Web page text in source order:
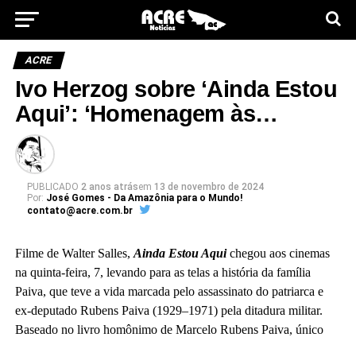
ACRE
Ivo Herzog sobre ‘Ainda Estou
Aqui’: ‘Homenagem às…
PUBLICADO 2 anos atrásem 13 de novembro de 2024
Por: José Gomes - Da Amazônia para o Mundo!
contato@acre.com.br
Filme de Walter Salles, Ainda Estou Aqui chegou aos cinemas
na quinta-feira, 7, levando para as telas a história da família
Paiva, que teve a vida marcada pelo assassinato do patriarca e
ex-deputado Rubens Paiva (1929–1971) pela ditadura militar.
Baseado no livro homônimo de Marcelo Rubens Paiva, único